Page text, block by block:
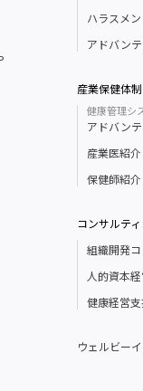
ハラスメ
アドバン
産業保健体制
健康管理シ
アドバン
産業医紹介
保健師紹介
コンサルテ
組織開発
人的資本
健康経営
ウェルビー